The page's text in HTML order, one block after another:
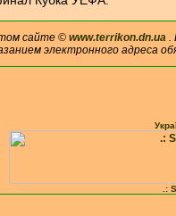
сайте © www.terrikon.dn.ua.
электронного адреса
.: